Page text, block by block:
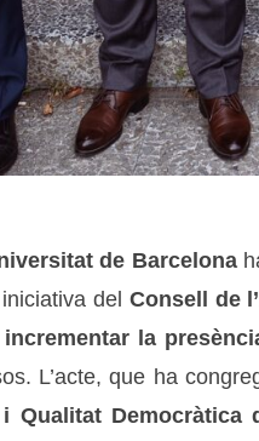
de Barcelona
del Consell de
incrementar la
L’acte, que ha
Qualitat Democràtica